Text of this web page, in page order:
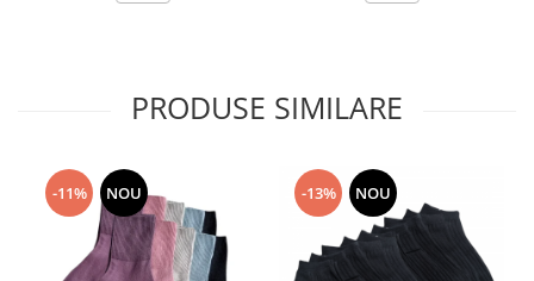
PRODUSE SIMILARE
-11% NOU -13% NOU